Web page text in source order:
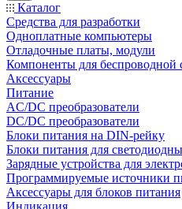
Каталог
Средства для разработки
Одноплатные компьютеры
Отладочные платы, модули
Компоненты для беспроводной
Аксессуары
Питание
AC/DC преобразователи
DC/DC преобразователи
Блоки питания на DIN-рейку
Блоки питания для
Зарядные устройства для
Программируемые источники
Аксессуары для блоков питания
Индикация